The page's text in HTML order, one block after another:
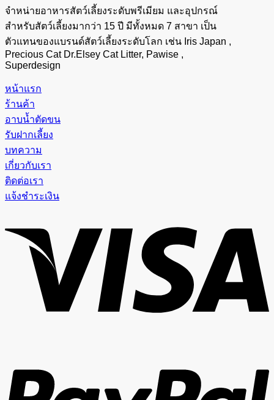
จำหน่ายอาหารสัตว์เลี้ยงระดับพรีเมียม และอุปกรณ์
สำหรับสัตว์เลี้ยงมากว่า 15 ปี มีทั้งหมด 7 สาขา เป็น
ตัวแทนของแบรนด์สัตว์เลี้ยงระดับโลก เช่น Iris Japan ,
Precious Cat Dr.Elsey Cat Litter, Pawise ,
Superdesign
หน้าแรก
ร้านค้า
อาบน้ำตัดขน
รับฝากเลี้ยง
บทความ
เกี่ยวกับเรา
ติดต่อเรา
แจ้งชำระเงิน